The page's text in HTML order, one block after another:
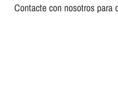
Contacte con nosotros